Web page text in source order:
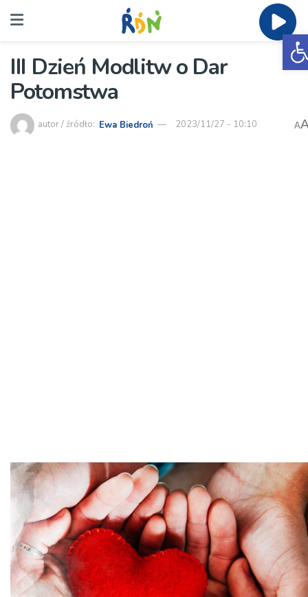
III Dzień Modlitw o Dar
Potomstwa
autor / źródło: Ewa Biedroń 2023/11/27 - 10:10 A